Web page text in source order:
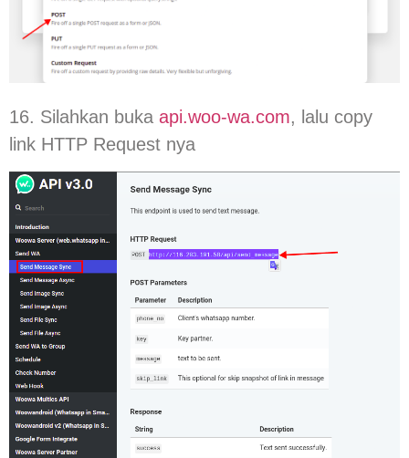
16. Silahkan buka api.woo-wa.com, lalu copy
link HTTP Request nya